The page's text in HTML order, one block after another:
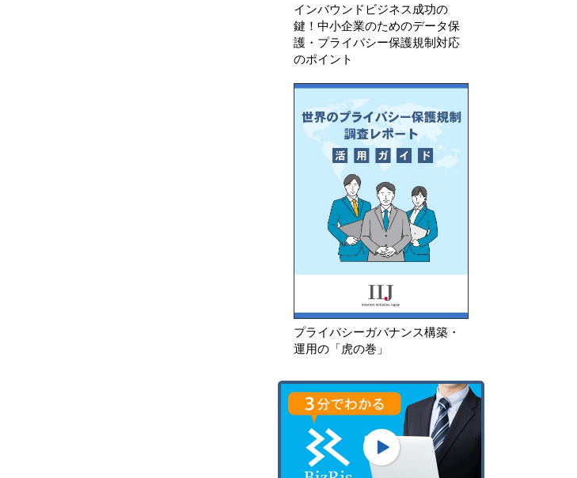
インバウンドビジネス成功の
鍵！中小企業のためのデータ保
護・プライバシー保護規制対応
のポイント
プライバシーガバナンス構築・
運用の「虎の巻」